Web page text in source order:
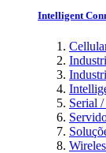
Intelligent
Serial